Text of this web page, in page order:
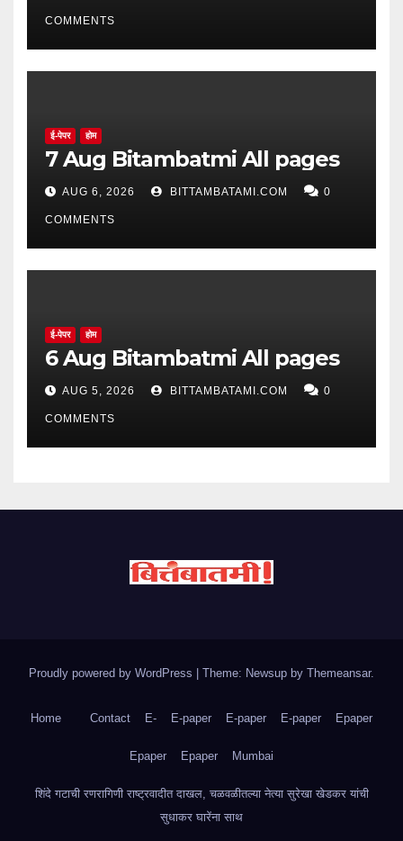
COMMENTS
ई-पेपर होम
7 Aug Bitambatmi All pages
AUG 6, 2026 BITTAMBATAMI.COM 0
COMMENTS
ई-पेपर होम
6 Aug Bitambatmi All pages
AUG 5, 2026 BITTAMBATAMI.COM 0
COMMENTS
Proudly powered by WordPress | Theme: Newsup by Themeansar.
Home Contact E- E-paper E-paper E-paper Epaper
Epaper Epaper Mumbai
शिंदे गटाची रणरागिणी राष्ट्रवादीत दाखल, चळवळीतल्या नेत्या सुरेखा खेडकर यांची
सुधाकर घारेंना साथ